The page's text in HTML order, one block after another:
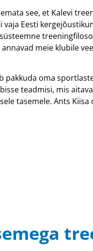
see, et Kalevi
Eesti
meie klubile
pakkuda oma
teadmisi, mis
tasemele. Ants Kiisa